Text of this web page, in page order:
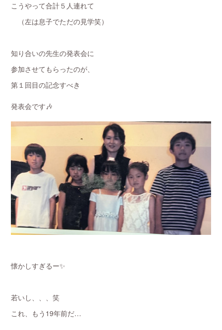
こうやって合計５人連れて
（左は息子でただの見学笑）
知り合いの先生の発表会に
参加させてもらったのが、
第１回目の記念すべき
発表会です🎶
懐かしすぎるー✨
若いし、、、笑
これ、もう19年前だ…